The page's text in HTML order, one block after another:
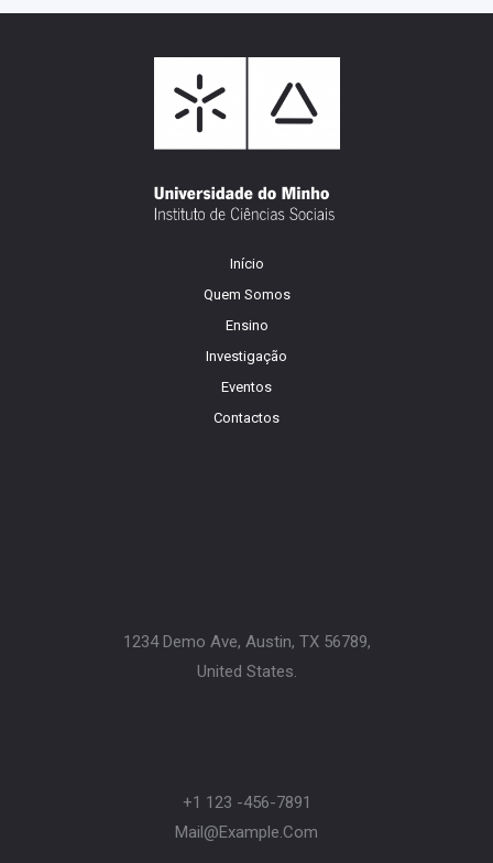
Início
Quem Somos
Ensino
Investigação
Eventos
Contactos
1234 Demo Ave, Austin, TX 56789,
United States.
+1 123 -456-7891
Mail@example.com